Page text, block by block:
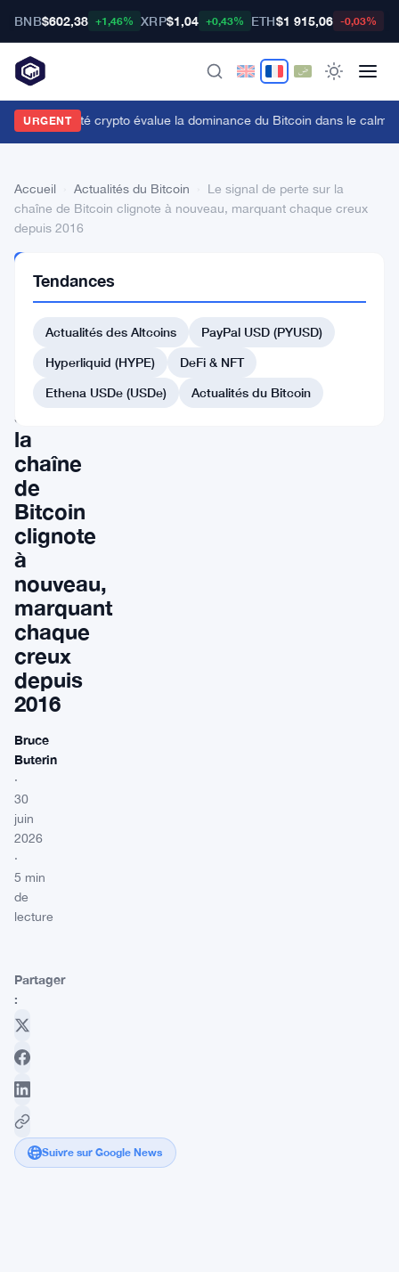
BNB$602,38 +1,46% XRP$1,04 +0,43% ETH$1 915,06 -0,03%
URGENT
communauté crypto évalue la dominance du Bitcoin dans le calme
Accueil Actualités du Bitcoin
Le signal de perte sur la
chaîne de Bitcoin clignote à nouveau, marquant chaque creux
depuis 2016
DU BITCOIN
signal
perte
sur
la
chaîne
de
Bitcoin
clignote
à
nouveau,
marquant
chaque
creux
depuis
2016
Bruce
Buterin
·
30
juin
2026
·
5 min
de
lecture
Partager
:
Suivre sur Google News
Tendances
Actualités des Altcoins
PayPal USD (PYUSD)
Hyperliquid (HYPE)
DeFi & NFT
Ethena USDe (USDe)
Actualités du Bitcoin